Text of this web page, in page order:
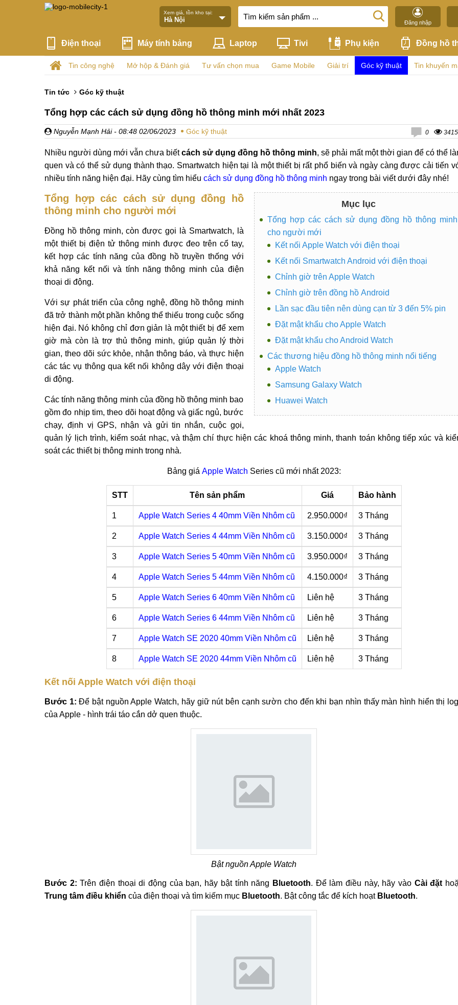
Xem giá, tồn kho tại:
Đăng nhập
Điện thoại Máy tính bảng Laptop Tivi Phụ kiện Đồng hồ
Tin công nghệ Mở hộp & Đánh giá Tư vấn chọn mua Game Mobile Giải trí Góc kỹ thuật Tin khuyến
Tin tức Góc kỹ thuật
Tổng hợp các cách sử dụng đồng hồ thông minh mới nhất 2023
Nguyễn Mạnh Hải - 08:48 02/06/2023 Góc kỹ thuật 0 3415
Nhiều người dùng mới vẫn chưa biếtcách sử dụng đồng hồ thông minh, sẽ phải mất một thời gian để có thể
quen và có thể sử dụng thành thạo. Smartwatch hiện tại là một thiết bị rất phổ biến và ngày càng được cải tiến
nhiều tính năng hiện đại. Hãy cùng tìm hiểu cách sử dụng đồng hồ thông minh ngay trong bài viết dưới đây nhé!
Mục lục
Tổng hợp các cách sử dụng đồng hồ thông minh
cho người mới
Kết nối Apple Watch với điện thoại
Kết nối Smartwatch Android với điện thoại
Chỉnh giờ trên Apple Watch
Chỉnh giờ trên đồng hồ Android
Lần sạc đầu tiên nên dùng cạn từ 3 đến 5% pin
Đặt mật khẩu cho Apple Watch
Đặt mật khẩu cho Android Watch
Các thương hiệu đồng hồ thông minh nổi tiếng
Apple Watch
Samsung Galaxy Watch
Huawei Watch
Tổng hợp các cách sử dụng đồng hồ
thông minh cho người mới
Đồng hồ thông minh, còn được gọi là Smartwatch, là
một thiết bị điện tử thông minh được đeo trên cổ tay,
kết hợp các tính năng của đồng hồ truyền thống với
khả năng kết nối và tính năng thông minh của điện
thoại di động.
Với sự phát triển của công nghệ, đồng hồ thông minh
đã trở thành một phần không thể thiếu trong cuộc sống
hiện đại. Nó không chỉ đơn giản là một thiết bị để xem
giờ mà còn là trợ thủ thông minh, giúp quản lý thời
gian, theo dõi sức khỏe, nhận thông báo, và thực hiện
các tác vụ thông qua kết nối không dây với điện thoại
di động.
Các tính năng thông minh của đồng hồ thông minh bao
gồm đo nhịp tim, theo dõi hoạt động và giấc ngủ, bước
chạy, định vị GPS, nhận và gửi tin nhắn, cuộc gọi,
quản lý lịch trình, kiểm soát nhạc, và thậm chí thực hiện các khoá thông minh, thanh toán không tiếp xúc và
soát các thiết bị thông minh trong nhà.
Bảng giá Apple Watch Series cũ mới nhất 2023:
STT Tên sản phẩm Giá Bảo hành
1 Apple Watch Series 4 40mm Viền Nhôm cũ 2.950.000₫ 3 Tháng
2 Apple Watch Series 4 44mm Viền Nhôm cũ 3.150.000₫ 3 Tháng
3 Apple Watch Series 5 40mm Viền Nhôm cũ 3.950.000₫ 3 Tháng
4 Apple Watch Series 5 44mm Viền Nhôm cũ 4.150.000₫ 3 Tháng
5 Apple Watch Series 6 40mm Viền Nhôm cũ Liên hệ 3 Tháng
6 Apple Watch Series 6 44mm Viền Nhôm cũ Liên hệ 3 Tháng
7 Apple Watch SE 2020 40mm Viền Nhôm cũ Liên hệ 3 Tháng
8 Apple Watch SE 2020 44mm Viền Nhôm cũ Liên hệ 3 Tháng
Kết nối Apple Watch với điện thoại
Bước 1: Để bật nguồn Apple Watch, hãy giữ nút bên cạnh sườn cho đến khi bạn nhìn thấy màn hình hiển thị
của Apple - hình trái táo cắn dở quen thuộc.
Bật nguồn Apple Watch
Bước 2: Trên điện thoại di động của bạn, hãy bật tính năng Bluetooth. Để làm điều này, hãy vào Cài đặt
Trung tâm điều khiển của điện thoại và tìm kiếm mục Bluetooth. Bật công tắc để kích hoạt Bluetooth.